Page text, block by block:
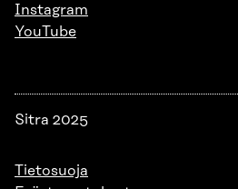
Instagram
YouTube
Sitra 2025
Tietosuoja